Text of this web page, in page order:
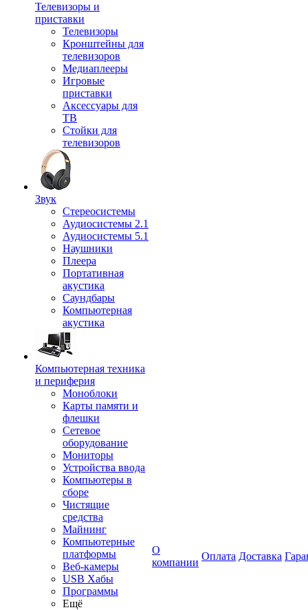
Телевизоры и
приставки
Телевизоры
Кронштейны для
телевизоров
Медиаплееры
Игровые
приставки
Аксессуары для
ТВ
Стойки для
телевизоров
Звук
Стереосистемы
Аудиосистемы 2.1
Аудиосистемы 5.1
Наушники
Плеера
Портативная
акустика
Саундбары
Компьютерная
акустика
Компьютерная техника
и периферия
Моноблоки
Карты памяти и
флешки
Сетевое
оборудование
Мониторы
Устройства ввода
Компьютеры в
сборе
Чистящие
средства
Майнинг
Компьютерные
платформы
Веб-камеры
USB Хабы
Программы
Ещё
О
компании
Оплата Доставка